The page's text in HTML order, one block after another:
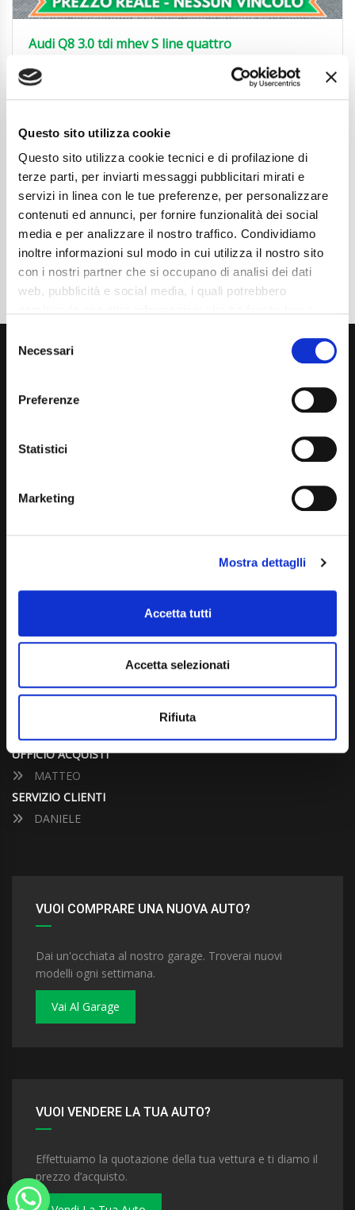
Questo sito utilizza cookie
Questo sito utilizza cookie tecnici e di profilazione di
terze parti, per inviarti messaggi pubblicitari mirati e
servizi in linea con le tue preferenze, per personalizzare
contenuti ed annunci, per fornire funzionalità dei social
media e per analizzare il nostro traffico. Condividiamo
inoltre informazioni sul modo in cui utilizza il nostro sito
con i nostri partner che si occupano di analisi dei dati
web, pubblicità e social media, i quali potrebbero
mera chiusura del banner non comporta l’accettazione
tutti” o selezionando le diverse categorie di cookies
Selection
Necessari
Preferenze
Statistici
Marketing
Mostra dettaglli
Accetta tutti
Accetta selezionati
Rifiuta
Audi Q8 3.0 tdi mhev S line quattro
71.850
Chilometraggio
Cambio
Automatico
Normativa Euro
Euro6 D TEMP
Dettaglio
Via Giuditta Pasta 2, Como (CO) 22100
info@carspecialist.eu
Dal Lunedì al Venerdì: 09:00 - 12:30 | 14:00 - 19:00
Domenica: chiuso
CONTATTA UN CONSULENTE
UFFICIO VENDITE
UFFICIO ACQUISTI
MATTEO
SERVIZIO CLIENTI
DANIELE
VUOI COMPRARE UNA NUOVA AUTO?
Dai un'occhiata al nostro garage. Troverai nuovi
modelli ogni settimana.
Vai Al Garage
VUOI VENDERE LA TUA AUTO?
Effettuiamo la quotazione della tua vettura e ti diamo il
prezzo d’acquisto.